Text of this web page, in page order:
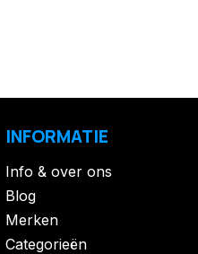
INFORMATIE
Info & over ons
Blog
Merken
Categorieën